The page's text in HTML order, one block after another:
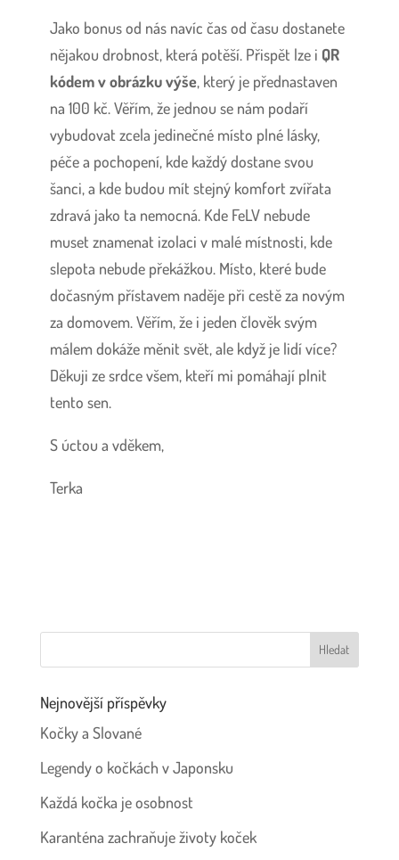
Jako bonus od nás navíc čas od času dostanete
nějakou drobnost, která potěší.Přispět lze i QR
kódem v obrázku výše, který je přednastaven
na 100 kč. Věřím, že jednou se nám podaří
vybudovat zcela jedinečné místo plné lásky,
péče a pochopení, kde každý dostane svou
šanci, a kde budou mít stejný komfort zvířata
zdravá jako ta nemocná. Kde FeLV nebude
muset znamenat izolaci v malé místnosti, kde
slepota nebude překážkou. Místo, které bude
dočasným přístavem naděje při cestě za novým
za domovem. Věřím, že i jeden člověk svým
málem dokáže měnit svět, ale když je lidí více?
Děkuji ze srdce všem, kteří mi pomáhají plnit
tento sen.
S úctou a vděkem,
Terka
Nejnovější příspěvky
Kočky a Slované
Legendy o kočkách v Japonsku
Každá kočka je osobnost
Karanténa zachraňuje životy koček